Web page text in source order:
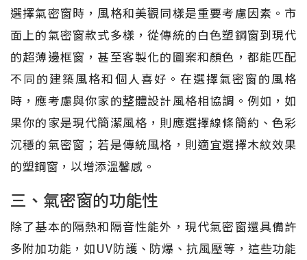
選擇氣密窗時，風格和美觀同樣是重要考慮因素。市
面上的氣密窗款式多樣，從傳統的白色塑鋼窗到現代
的超薄邊框窗，甚至客製化的圖案和顏色，都能匹配
不同的建築風格和個人喜好。在選擇氣密窗的風格
時，應考慮與你家的整體設計風格相協調。例如，如
果你的家是現代簡潔風格，則應選擇線條簡約、色彩
沉穩的氣密窗；若是傳統風格，則適宜選擇木紋效果
的塑鋼窗，以增添溫馨感。
三、氣密窗的功能性
除了基本的隔熱和隔音性能外，現代氣密窗還具備許
多附加功能，如UV防護、防爆、抗風壓等，這些功能